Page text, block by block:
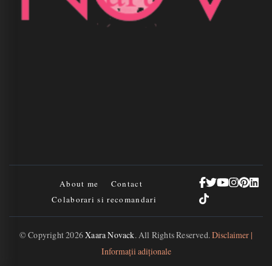
About me
Contact
Colaborari si recomandari
© Copyright 2026Xaara Novack. All Rights Reserved.Disclaimer |
Informații adiționale